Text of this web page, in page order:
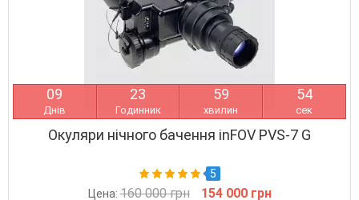
09
Днів
23
Годинник
59
хвилин
53
сек
Окуляри нічного бачення inFOV PVS-7 G
5
Цена:160 000 грн 154 000 грн